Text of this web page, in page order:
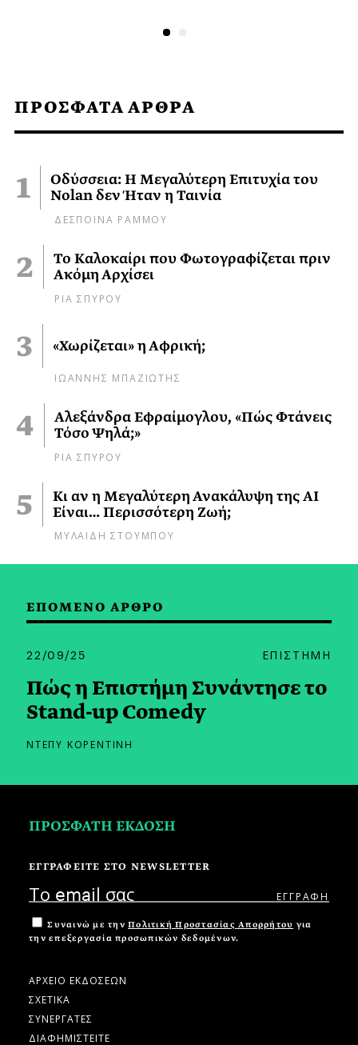
ΠΡΟΣΦΑΤΑ ΑΡΘΡΑ
Οδύσσεια: Η Μεγαλύτερη Επιτυχία του
Nolan δεν Ήταν η Ταινία
ΔΕΣΠΟΙΝΑ ΡΑΜΜΟΥ
Το Καλοκαίρι που Φωτογραφίζεται πριν
Ακόμη Αρχίσει
ΡΙΑ ΣΠΥΡΟΥ
«Χωρίζεται» η Αφρική;
ΙΩΑΝΝΗΣ ΜΠΑΖΙΩΤΗΣ
Αλεξάνδρα Εφραίμογλου, «Πώς Φτάνεις
Τόσο Ψηλά;»
ΡΙΑ ΣΠΥΡΟΥ
Κι αν η Μεγαλύτερη Ανακάλυψη της AI
Είναι… Περισσότερη Ζωή;
ΜΥΛΑΙΔΗ ΣΤΟΥΜΠΟΥ
ΕΠΟΜΕΝΟ ΑΡΘΡΟ
22/09/25 ΕΠΙΣΤΗΜΗ
Πώς η Επιστήμη Συνάντησε το
Stand-up Comedy
ΝΤΕΠΥ ΚΟΡΕΝΤΙΝΗ
ΠΡΟΣΦΑΤΗ ΕΚΔΟΣΗ
ΕΓΓΡΑΦΕΙΤΕ ΣΤΟ NEWSLETTER
Συναινώ με την Πολιτική Προστασίας Απορρήτου για
την επεξεργασία προσωπικών δεδομένων.
ΑΡΧΕΙΟ ΕΚΔΟΣΕΩΝ
ΣΧΕΤΙΚΑ
ΣΥΝΕΡΓΑΤΕΣ
ΔΙΑΦΗΜΙΣΤΕΙΤΕ